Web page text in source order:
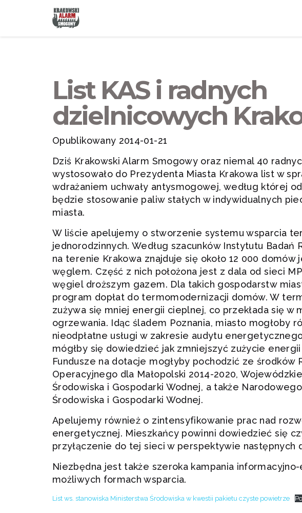
List KAS i radnych
dzielnicowych
Opublikowany 2014-01-21
Dziś Krakowski Alarm Smogowy oraz niemal 40
wystosowało do Prezydenta Miasta Krakowa list w
wdrażaniem uchwały antysmogowej, według której
będzie stosowanie paliw stałych w indywidualnych
miasta.
W liście apelujemy o stworzenie systemu wsparcia
jednorodzinnych. Według szacunków Instytutu Badań
na terenie Krakowa znajduje się około 12 000 domów
węglem. Część z nich położona jest z dala od sieci
węgiel droższym gazem. Dla takich gospodarstw
program dopłat do termomodernizacji domów. W
zużywa się mniej energii cieplnej, co przekłada się w
ogrzewania. Idąc śladem Poznania, miasto mogłoby
nieodpłatne usługi w zakresie audytu
mógłby się dowiedzieć jak zmniejszyć zużycie
Fundusze na dotacje mogłyby pochodzić ze środków
Operacyjnego dla Małopolski 2014-2020,
Środowiska i Gospodarki Wodnej, a także
Środowiska i Gospodarki Wodnej.
Apelujemy również o zintensyfikowanie prac nad
energetycznej. Mieszkańcy powinni dowiedzieć się
przyłączenie do tej sieci w perspektywie następnych
Niezbędna jest także szeroka kampania
możliwych formach wsparcia.
List ws. stanowiska Ministerstwa Środowiska w kwestii pakietu czyste powietrze